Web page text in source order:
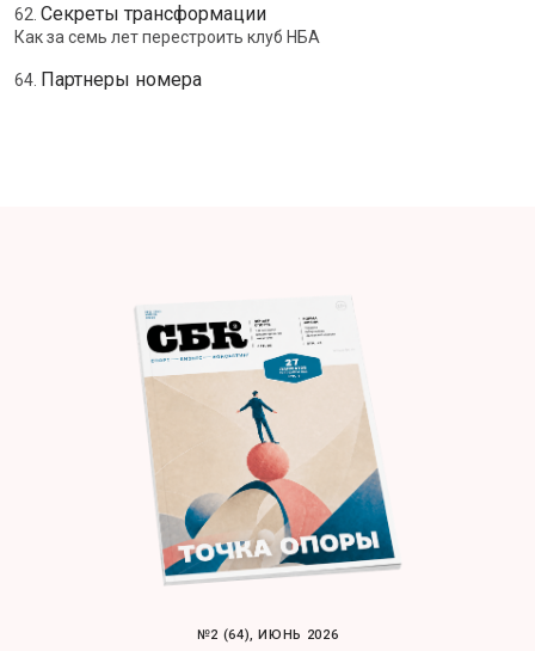
62. Секреты трансформации
Как за семь лет перестроить клуб НБА
64. Партнеры номера
№2 (64), ИЮНЬ 2026